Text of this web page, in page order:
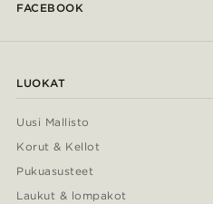
FACEBOOK
LUOKAT
Uusi Mallisto
Korut & Kellot
Pukuasusteet
Laukut & lompakot